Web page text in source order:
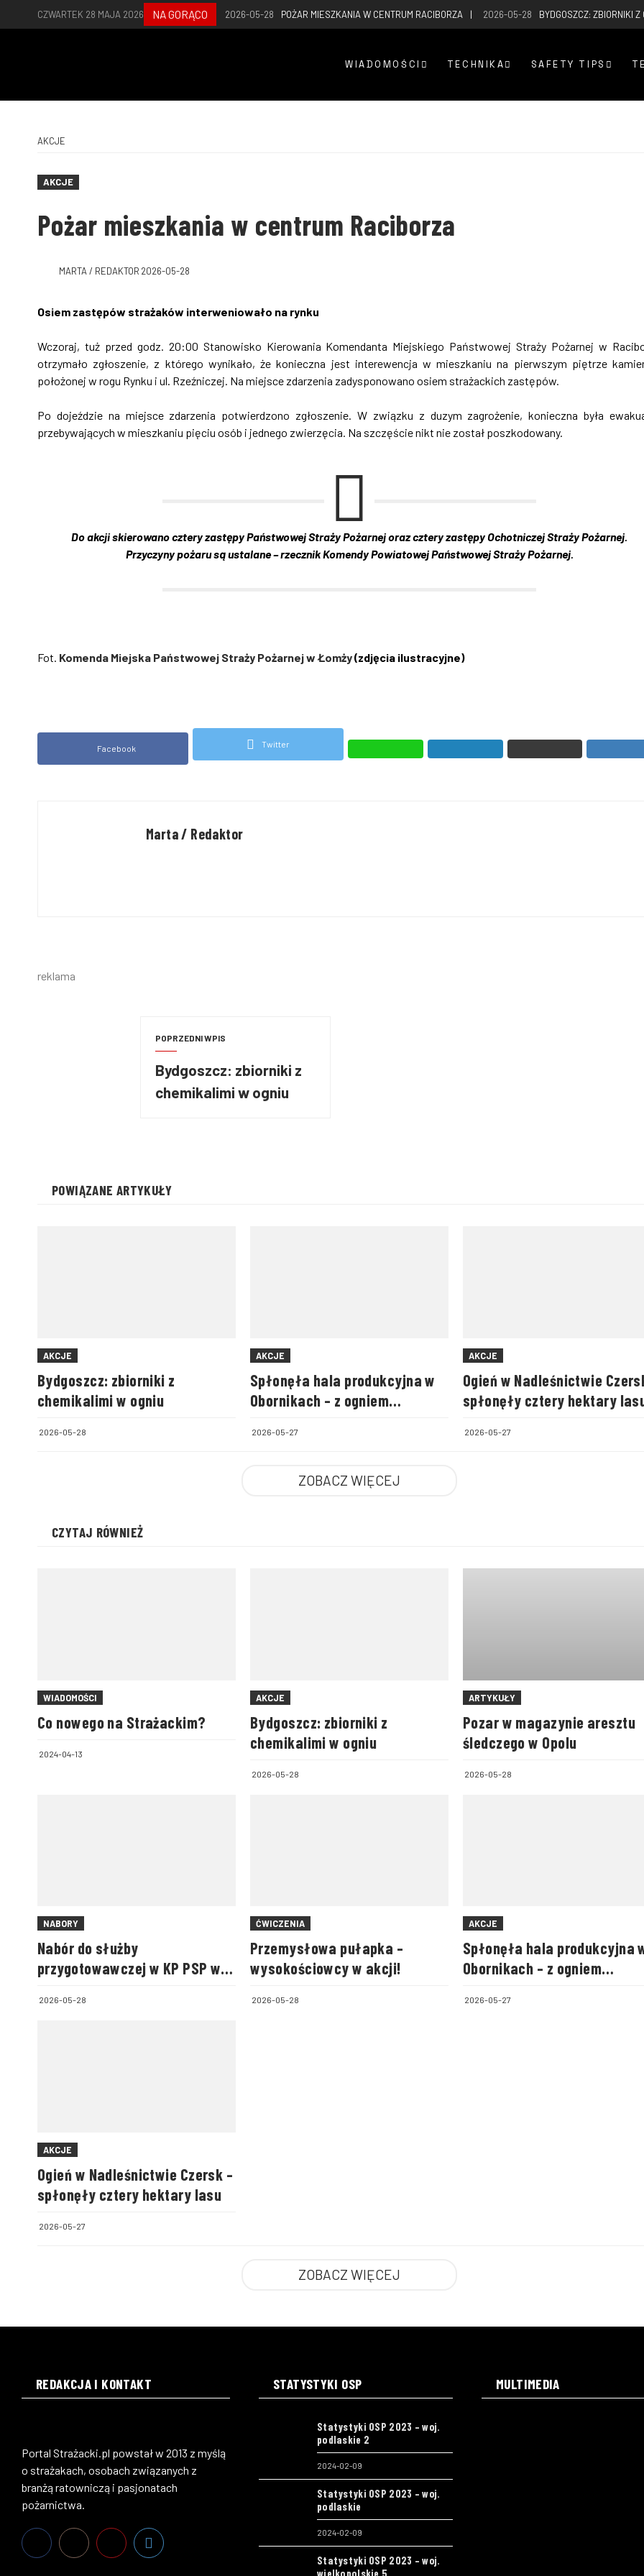
CZWARTEK 28 MAJA 2026 NA GORĄCO 2026-05-28 POŻAR MIESZKANIA W CENTRUM RACIBORZA 2026-05-28 BYDGOSZCZ: ZBIORNIKI
WIADOMOŚCI TECHNIKA SAFETY TIPS
AKCJE
AKCJE
Pożar mieszkania w centrum Raciborza
MARTA / REDAKTOR 2026-05-28
Osiem zastępów strażaków interweniowało na rynku
Wczoraj, tuż przed godz. 20:00 Stanowisko Kierowania Komendanta Miejskiego Państwowej Straży Pożarnej w
otrzymało zgłoszenie, z którego wynikało, że konieczna jest interewencja w mieszkaniu na pierwszym piętrze
położonej w rogu Rynku i ul. Rzeźniczej. Na miejsce zdarzenia zadysponowano osiem strażackich zastępów.
Po dojeździe na miejsce zdarzenia potwierdzono zgłoszenie. W związku z duzym zagrożenie, konieczna była
przebywających w mieszkaniu pięciu osób i jednego zwierzęcia. Na szczęście nikt nie został poszkodowany.
Do akcji skierowano cztery zastępy Państwowej Straży Pożarnej oraz cztery zastępy Ochotniczej Straży Pożarnej.
Przyczyny pożaru są ustalane – rzecznik Komendy Powiatowej Państwowej Straży Pożarnej.
Fot. Komenda Miejska Państwowej Straży Pożarnej w Łomży(zdjęcia ilustracyjne)
Facebook Twitter
Marta / Redaktor
reklama
POPRZEDNI WPIS
Bydgoszcz: zbiorniki z
chemikalimi w ogniu
POWIĄZANE ARTYKUŁY
AKCJE
Bydgoszcz: zbiorniki z
chemikalimi w ogniu
2026-05-28
AKCJE
Spłonęła hala produkcyjna w
Obornikach – z ogniem
2026-05-27
AKCJE
Ogień w Nadleśnictwie
spłonęły cztery hektary
2026-05-27
ZOBACZ WIĘCEJ
CZYTAJ RÓWNIEŻ
WIADOMOŚCI
Co nowego na Strażackim?
2024-04-13
AKCJE
Bydgoszcz: zbiorniki z
chemikalimi w ogniu
2026-05-28
ARTYKUŁY
Pozar w magazynie aresztu
śledczego w Opolu
2026-05-28
NABORY
Nabór do służby
przygotowawczej w KP PSP w
2026-05-28
ĆWICZENIA
Przemysłowa pułapka –
wysokościowcy w akcji!
2026-05-28
AKCJE
Spłonęła hala produkcyjna
Obornikach – z ogniem
2026-05-27
AKCJE
Ogień w Nadleśnictwie Czersk –
spłonęły cztery hektary lasu
2026-05-27
ZOBACZ WIĘCEJ
REDAKCJA I KONTAKT
Portal Strażacki.pl powstał w 2013 z myślą
o strażakach, osobach związanych z
branżą ratowniczą i pasjonatach
pożarnictwa.
STATYSTYKI OSP
Statystyki OSP 2023 – woj.
podlaskie 2
2024-02-09
Statystyki OSP 2023 – woj.
podlaskie
2024-02-09
Statystyki OSP 2023 – woj.
wielkopolskie 5
MULTIMEDIA